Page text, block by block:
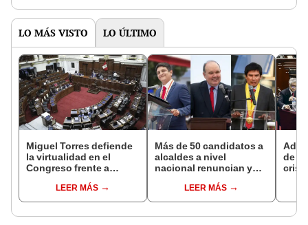
LO MÁS VISTO LO ÚLTIMO
Miguel Torres defiende
la virtualidad en el
Congreso frente a
plantea la
presencialidad
LEER MÁS
Más de 50 candidatos a
alcaldes a nivel
nacional renuncian y
encubiertaLEER MÁS
de